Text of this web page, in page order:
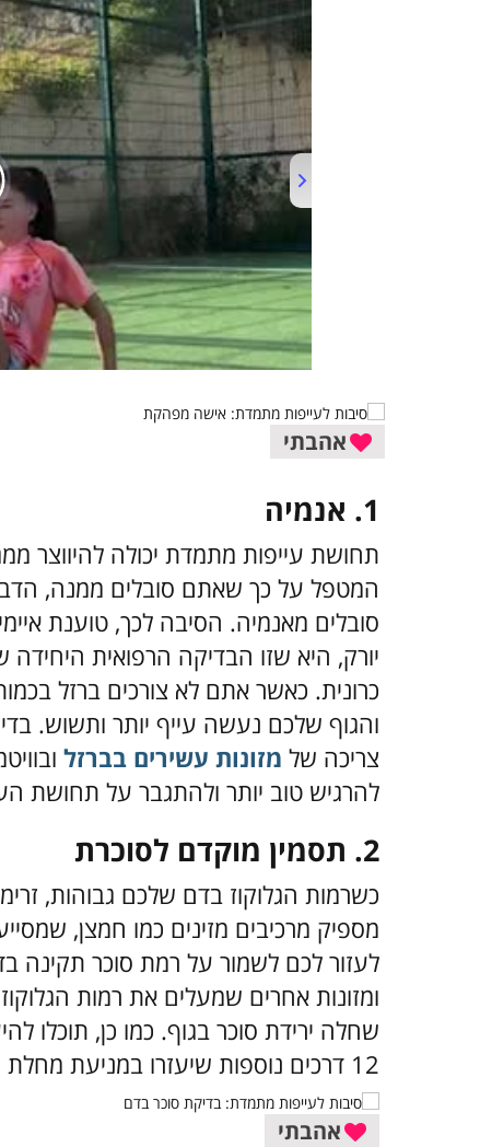
אהבתי
1. אנמיה
תחושת עייפות מתמדת יכולה להיווצר
המטפל על כך שאתם סובלים ממנה,
סובלים מאנמיה. הסיבה לכך, טוענת
יורק, היא שזו הבדיקה הרפואית
כרונית. כאשר אתם לא צורכים ברזל
והגוף שלכם נעשה עייף יותר ותשוש.
צריכה של מזונות עשירים בברזל
להרגיש טוב יותר ולהתגבר על תחושת
2. תסמין מוקדם לסוכרת
כשרמות הגלוקוז בדם שלכם גבוהות,
מספיק מרכיבים מזינים כמו חמצן,
לעזור לכם לשמור על רמת סוכר תקינה
ומזונות אחרים שמעלים את רמות
שחלה ירידת סוכר בגוף. כמו כן, תוכלו
12 דרכים נוספות שיעזרו במניעת מחלת הסוכרת.
אהבתי